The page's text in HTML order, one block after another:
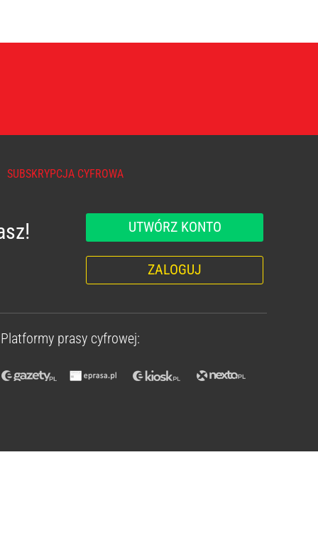
SUBSKRYPCJA CYFROWA
UTWÓRZ KONTO
ZALOGUJ
Platformy prasy cyfrowej: